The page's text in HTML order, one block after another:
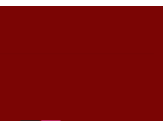
- Guarulhos